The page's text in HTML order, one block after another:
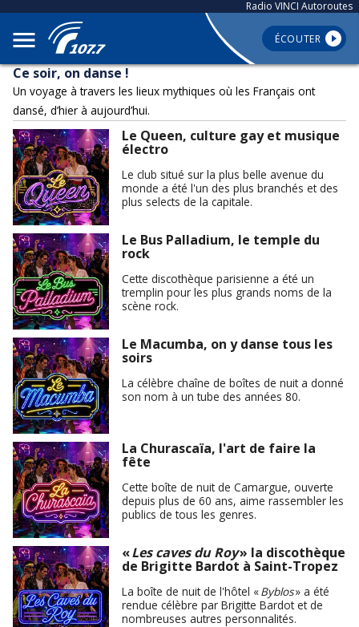
ÉCOUTER
Radio VINCI Autoroutes
Ce soir, on danse !
Un voyage à travers les lieux mythiques où les Français ont
dansé, d’hier à aujourd’hui.
Le Queen, culture gay et musique
électro
Le club situé sur la plus belle avenue du
monde a été l'un des plus branchés et des
plus selects de la capitale.
Le Bus Palladium, le temple du
rock
Cette discothèque parisienne a été un
tremplin pour les plus grands noms de la
scène rock.
Le Macumba, on y danse tous les
soirs
La célèbre chaîne de boîtes de nuit a donné
son nom à un tube des années 80.
La Churascaïa, l'art de faire la
fête
Cette boîte de nuit de Camargue, ouverte
depuis plus de 60 ans, aime rassembler les
publics de tous les genres.
«Les caves du Roy» la discothèque
de Brigitte Bardot à Saint-Tropez
La boîte de nuit de l'hôtel «Byblos» a été
rendue célèbre par Brigitte Bardot et de
nombreuses autres personnalités.